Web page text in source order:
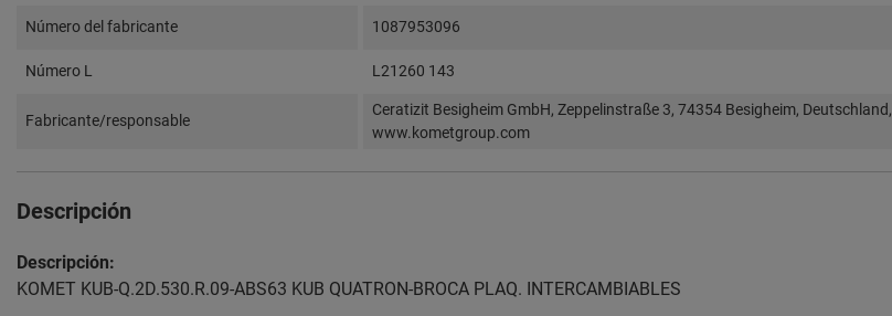
Número del fabricante 1087953096
Número L L21260 143
Fabricante/responsable
Ceratizit Besigheim GmbH, Zeppelinstraße 3, 74354 Besigheim, Deutschland,
www.kometgroup.com
Descripción
Descripción:
KOMET KUB-Q.2D.530.R.09-ABS63 KUB QUATRON-BROCA PLAQ. INTERCAMBIABLES